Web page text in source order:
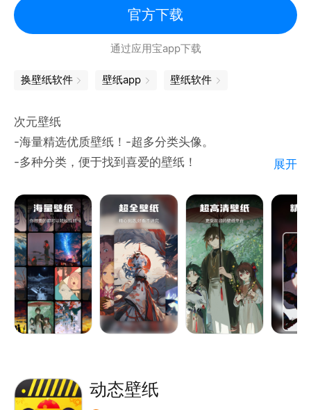
持自定义设置，让您的手机界面更加独特，充满个性。
汇聚大量热门动漫角色头像，让您轻松挑选心仪的头
充电动画
提供多种创意充电动画，让您的手机在充电时也能展现
个性，为您的充电时光增添乐趣。
AI壁纸
采用先进的AI技术，根据您的喜好和浏览记录，智能推
荐适合您的壁纸，让您的选择更加便捷、精准。
联系我们：robertmohan@163.com
官方下载
通过应用宝app下载
换壁纸软件 壁纸app 壁纸软件
次元壁纸
-海量精选优质壁纸！-超多分类头像。
-多种分类，便于找到喜爱的壁纸！
展开
动态壁纸